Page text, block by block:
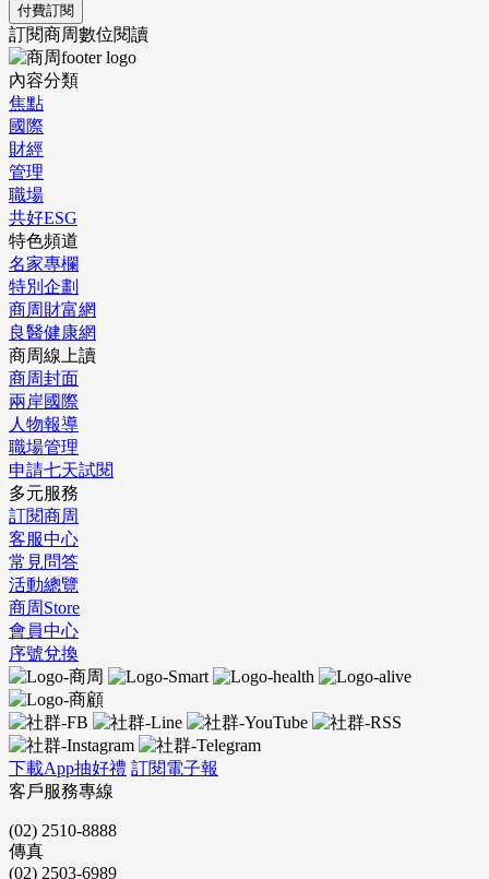
付費訂閱
訂閱商周數位閱讀
內容分類
焦點
國際
財經
管理
職場
共好ESG
特色頻道
名家專欄
特別企劃
商周財富網
良醫健康網
商周線上讀
商周封面
兩岸國際
人物報導
職場管理
申請七天試閱
多元服務
訂閱商周
客服中心
常見問答
活動總覽
商周Store
會員中心
序號兌換
下載App抽好禮 訂閱電子報
客戶服務專線
(02) 2510-8888
傳真
(02) 2503-6989